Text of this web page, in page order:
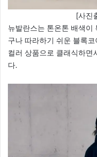
[사진
뉴발란스는 톤온톤 배색이
구나 따라하기 쉬운 블록
컬러 상품으로 클래식하면
다.